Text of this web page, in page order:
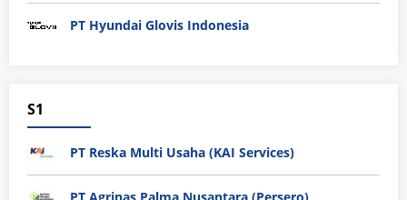
PT Hyundai Glovis Indonesia
S1
PT Reska Multi Usaha (KAI Services)